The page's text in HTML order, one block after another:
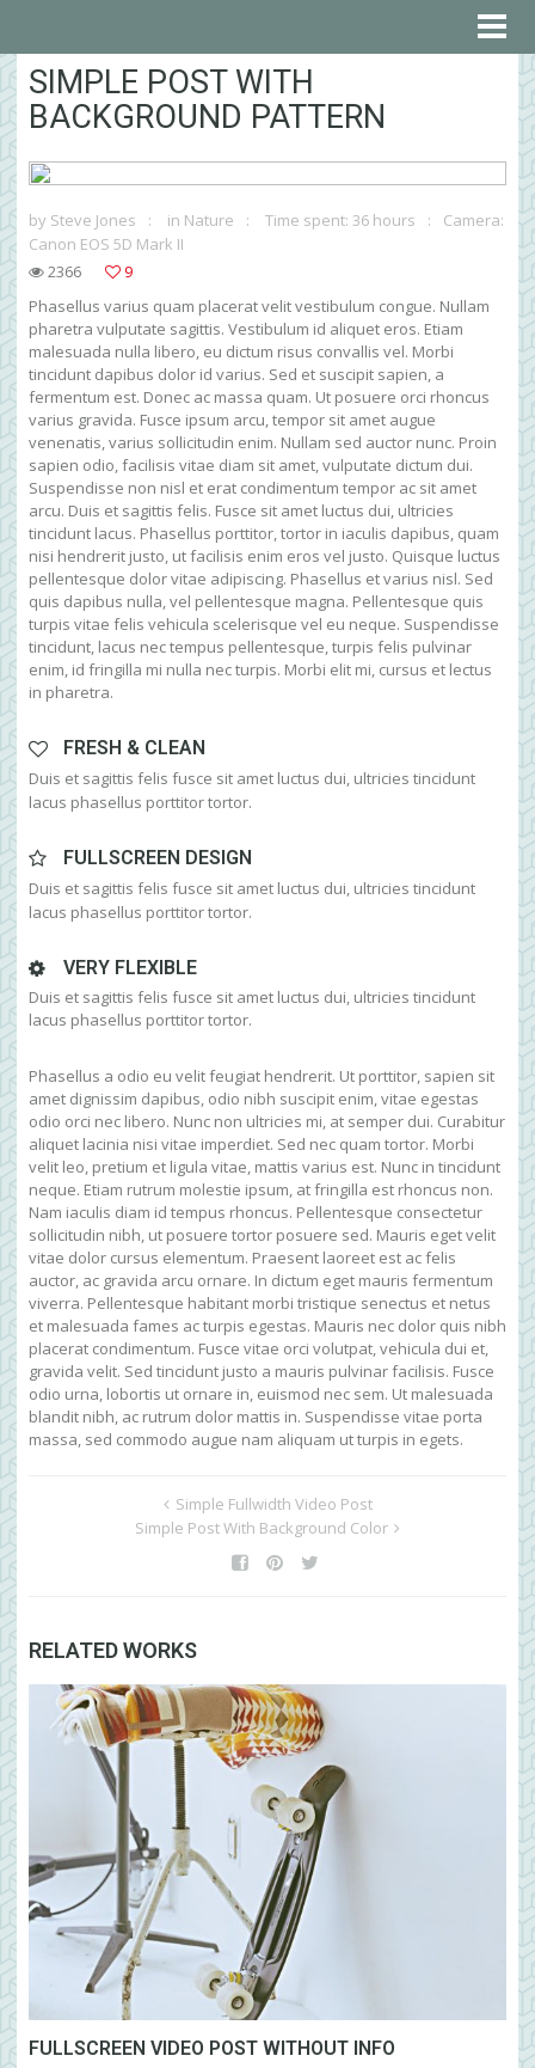
SIMPLE POST WITH
BACKGROUND PATTERN
by Steve Jones in Nature Time spent: 36 hours
Camera:
Canon EOS 5D Mark II
2366
9
Phasellus varius quam placerat velit vestibulum congue. Nullam
pharetra vulputate sagittis. Vestibulum id aliquet eros. Etiam
malesuada nulla libero, eu dictum risus convallis vel. Morbi
tincidunt dapibus dolor id varius. Sed et suscipit sapien, a
fermentum est. Donec ac massa quam. Ut posuere orci rhoncus
varius gravida. Fusce ipsum arcu, tempor sit amet augue
venenatis, varius sollicitudin enim. Nullam sed auctor nunc. Proin
sapien odio, facilisis vitae diam sit amet, vulputate dictum dui.
Suspendisse non nisl et erat condimentum tempor ac sit amet
arcu. Duis et sagittis felis. Fusce sit amet luctus dui, ultricies
tincidunt lacus. Phasellus porttitor, tortor in iaculis dapibus, quam
nisi hendrerit justo, ut facilisis enim eros vel justo. Quisque luctus
pellentesque dolor vitae adipiscing. Phasellus et varius nisl. Sed
quis dapibus nulla, vel pellentesque magna. Pellentesque quis
turpis vitae felis vehicula scelerisque vel eu neque. Suspendisse
tincidunt, lacus nec tempus pellentesque, turpis felis pulvinar
enim, id fringilla mi nulla nec turpis. Morbi elit mi, cursus et lectus
in pharetra.
FRESH & CLEAN
Duis et sagittis felis fusce sit amet luctus dui, ultricies tincidunt
lacus phasellus porttitor tortor.
FULLSCREEN DESIGN
Duis et sagittis felis fusce sit amet luctus dui, ultricies tincidunt
lacus phasellus porttitor tortor.
VERY FLEXIBLE
Duis et sagittis felis fusce sit amet luctus dui, ultricies tincidunt
lacus phasellus porttitor tortor.
Phasellus a odio eu velit feugiat hendrerit. Ut porttitor, sapien sit
amet dignissim dapibus, odio nibh suscipit enim, vitae egestas
odio orci nec libero. Nunc non ultricies mi, at semper dui. Curabitur
aliquet lacinia nisi vitae imperdiet. Sed nec quam tortor. Morbi
velit leo, pretium et ligula vitae, mattis varius est. Nunc in tincidunt
neque. Etiam rutrum molestie ipsum, at fringilla est rhoncus non.
Nam iaculis diam id tempus rhoncus. Pellentesque consectetur
sollicitudin nibh, ut posuere tortor posuere sed. Mauris eget velit
vitae dolor cursus elementum. Praesent laoreet est ac felis
auctor, ac gravida arcu ornare. In dictum eget mauris fermentum
viverra. Pellentesque habitant morbi tristique senectus et netus
et malesuada fames ac turpis egestas. Mauris nec dolor quis nibh
placerat condimentum. Fusce vitae orci volutpat, vehicula dui et,
gravida velit. Sed tincidunt justo a mauris pulvinar facilisis. Fusce
odio urna, lobortis ut ornare in, euismod nec sem. Ut malesuada
blandit nibh, ac rutrum dolor mattis in. Suspendisse vitae porta
massa, sed commodo augue nam aliquam ut turpis in egets.
Simple Fullwidth Video Post
Simple Post With Background Color
RELATED WORKS
FULLSCREEN VIDEO POST WITHOUT INFO